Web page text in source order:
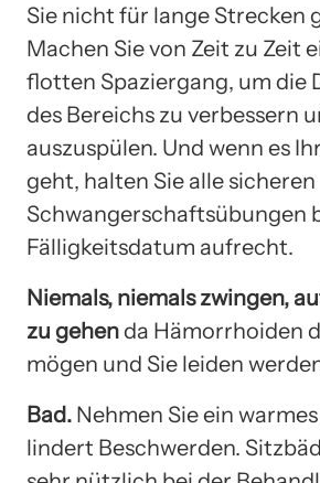
Sie nicht für lange Strecken
Machen Sie von Zeit zu Zeit
flotten Spaziergang, um die
des Bereichs zu verbessern
auszuspülen. Und wenn es
geht, halten Sie alle sicheren
Schwangerschaftsübungen
Fälligkeitsdatum aufrecht.
Niemals, niemals zwingen,
zu gehenda Hämorrhoiden
mögen und Sie leiden
Bad. Nehmen Sie ein
lindert Beschwerden.